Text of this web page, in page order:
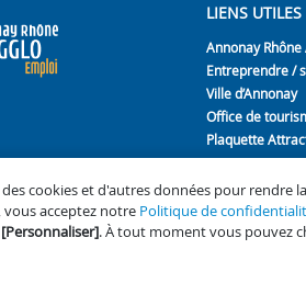
LIENS UTILES
Annonay Rhône
Entreprendre /
Ville d’Annonay
Office de
Plaquette
: partiellement conforme-Gérer mes cookies
cookies et d'autres données pour rendre
, vous acceptez notre Politique de
[Personnaliser]. À tout moment vous pouvez